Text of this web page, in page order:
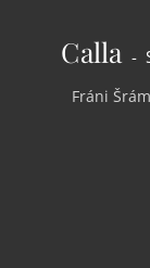
Calla-
Fráni